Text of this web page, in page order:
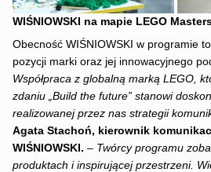
WIŚNIOWSKI na mapie LEGO
Obecność WIŚNIOWSKI w programie
pozycji marki oraz jej innowacyjnego
Współpraca z globalną marką LEGO,
zdaniu „Build the future” stanowi
realizowanej przez nas strategii
Agata Stachoń, kierownik
WIŚNIOWSKI. – Twórcy programu
produktach i inspirującej przestrzeni.